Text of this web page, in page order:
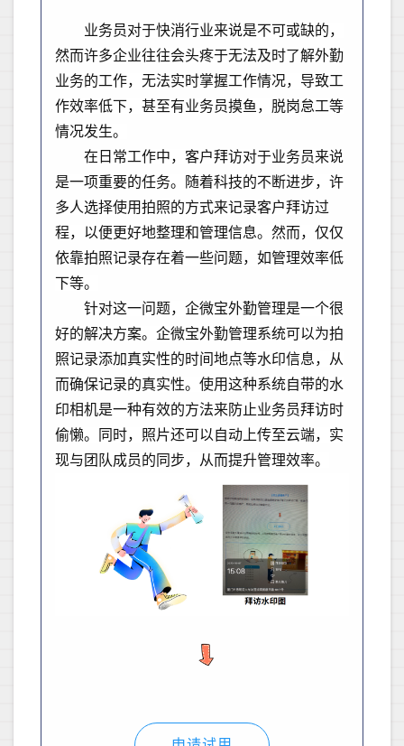
业务员对于快消行业来说是不可或缺的，
然而许多企业往往会头疼于无法及时了解外勤
业务的工作，无法实时掌握工作情况，导致工
作效率低下，甚至有业务员摸鱼，脱岗怠工等
情况发生。
在日常工作中，客户拜访对于业务员来说
是一项重要的任务。随着科技的不断进步，许
多人选择使用拍照的方式来记录客户拜访过
程，以便更好地整理和管理信息。然而，仅仅
依靠拍照记录存在着一些问题，如管理效率低
下等。
针对这一问题，企微宝外勤管理是一个很
好的解决方案。企微宝外勤管理系统可以为拍
照记录添加真实性的时间地点等水印信息，从
而确保记录的真实性。使用这种系统自带的水
印相机是一种有效的方法来防止业务员拜访时
偷懒。同时，照片还可以自动上传至云端，实
现与团队成员的同步，从而提升管理效率。